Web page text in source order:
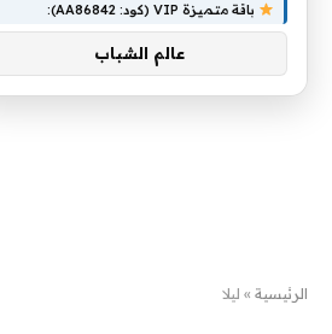
الرئيسية » ليلا
باقة متميزة VIP (كود: AA86842):
عالم الشباب